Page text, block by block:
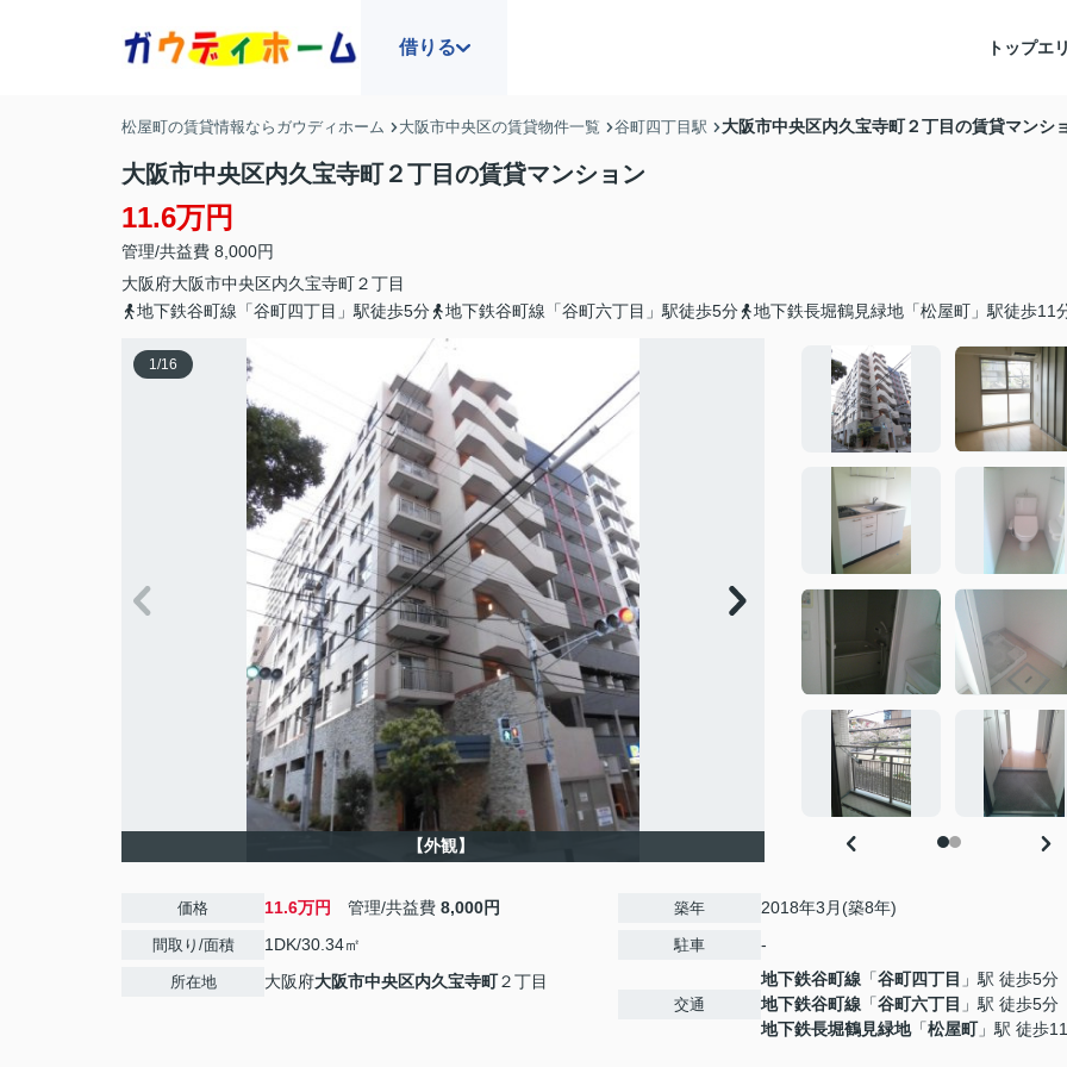
借りる トップエ
松屋町の賃貸情報ならガウディホーム 大阪市中央区の賃貸物件一覧 谷町四丁目駅 大阪市中央区内久宝寺町２丁目の賃貸マンシ
大阪市中央区内久宝寺町２丁目の賃貸マンション
11.6万円
管理/共益費 8,000円
大阪府大阪市中央区内久宝寺町２丁目
地下鉄谷町線「谷町四丁目」駅徒歩5分
地下鉄谷町線「谷町六丁目」駅徒歩5分 地下鉄長堀鶴見緑地「松屋町」駅徒歩11
1/16
【外観】
価格 11.6万円 管理/共益費 8,000円
間取り/面積 1DK/30.34㎡
所在地 大阪府大阪市中央区内久宝寺町２丁目
築年 2018年3月(築8年)
駐車 -
交通
地下鉄谷町線 「谷町四丁目 」駅 徒歩5分
地下鉄谷町線 「谷町六丁目 」駅 徒歩5分
地下鉄長堀鶴見緑地「松屋町」駅 徒歩